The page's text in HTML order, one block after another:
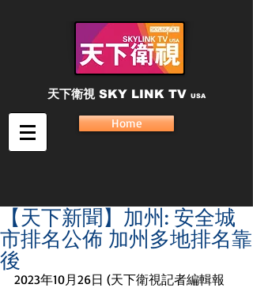
天下衛視 SKY LINK TV USA
Home
【天下新聞】加州: 安全城
市排名公佈 加州多地排名靠
後
2023年10月26日 (天下衛視記者編輯報